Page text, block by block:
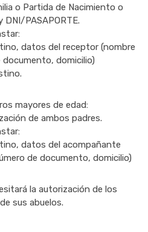
o Partida de Nacimiento o
PASAPORTE.
datos del receptor (nombre
domicilio)
mayores de edad:
de ambos padres.
datos del acompañante
de documento, domicilio)
la autorización de los
sus abuelos.